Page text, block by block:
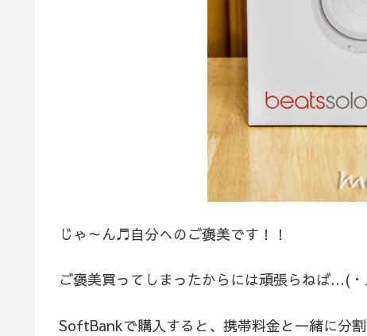
じゃ～ん♬自分へのご褒美です！！
ご褒美買ってしまったからには頑張らねば…(
SoftBankで購入すると、携帯料金と一緒に分